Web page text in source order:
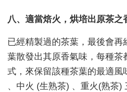
八、適當焙火，烘培出原茶之
已經精製過的茶葉，最後會再
葉散發出其原香氣味，每種茶
式，來保留該種茶葉的最適風
、中火 (生熟茶) 、重火(熟茶)